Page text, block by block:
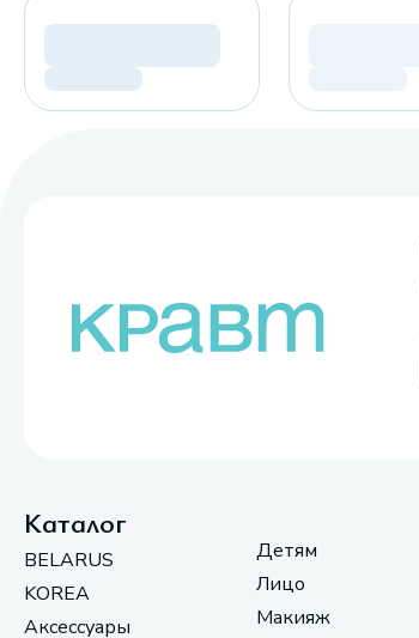
Каталог
BELARUS
KOREA
Аксессуары
Детям
Лицо
Макияж